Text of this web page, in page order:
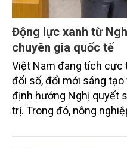
Động lực xanh từ
chuyên gia quốc tế
Việt Nam đang tích cực
đổi số, đổi mới sáng
định hướng Nghị quyết
trị. Trong đó, nông
sắc bởi các tiến bộ